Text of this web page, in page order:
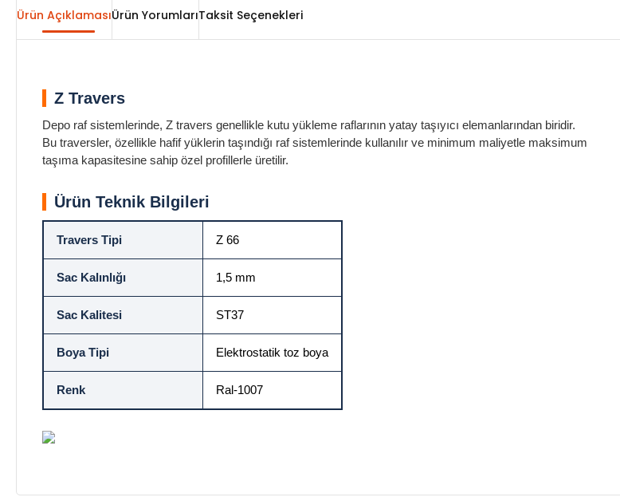
Ürün AçıklamasıÜrün YorumlarıTaksit Seçenekleri
Z Travers
Depo raf sistemlerinde, Z travers genellikle kutu yükleme raflarının yatay taşıyıcı elemanlarından biridir.
Bu traversler, özellikle hafif yüklerin taşındığı raf sistemlerinde kullanılır ve minimum maliyetle maksimum
taşıma kapasitesine sahip özel profillerle üretilir.
Ürün Teknik Bilgileri
Travers Tipi Z 66
Sac Kalınlığı 1,5 mm
Sac Kalitesi ST37
Boya Tipi Elektrostatik toz boya
Renk Ral-1007